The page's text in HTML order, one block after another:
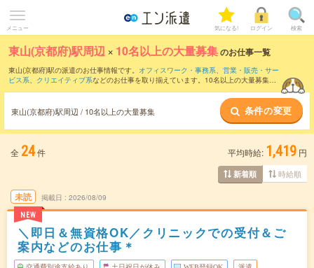
メニュー 気になる! ログイン 検索
東山(京都府)駅周辺 × 10名以上の大量募集のお仕事一覧
東山(京都府)駅の派遣のお仕事情報です。 オフィスワーク・事務系、 営業・販売・サー
ビス系、 クリエイティブ系などのお仕事を取り揃えています。10名以上の大量募集の
東山(京都府)駅周辺 / 10名以上の大量募集 条件の変更
全 24件 平均時給: 1,419 円
新着順 時給順
未読
NEW
掲載日 2026/08/09
＼即日＆無資格OK／クリニックでの受付＆ご
案内などのお仕事＊
交通費別途支給あり 土日祝日が休み WEB登録OK 派遣